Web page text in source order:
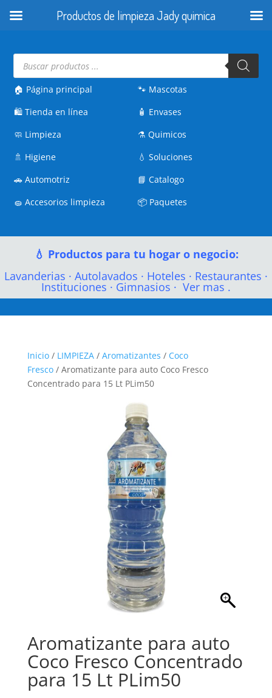
Búsqueda
productos
🏠 Página principal
🛍️Tienda en línea
🧼 Limpieza
🚿 Higiene
🚗Automotriz
🧽Accesorios limpieza
🐾 Mascotas
🧴 Envases
⚗️Quimicos
💧Soluciones
📘Catalogo
📦 Paquetes
💧 Productos para tu hogar o negocio:
Lavanderias · Autolavados · Hoteles · Restaurantes ·
Instituciones · Gimnasios · Ver mas .
Inicio/ LIMPIEZA/ Aromatizantes / Coco
Fresco/ Aromatizante para auto Coco Fresco
Concentrado para 15 Lt PLim50
Aromatizante para auto
Coco Fresco Concentrado
para 15 Lt PLim50
Productos de limpieza Jady quimica